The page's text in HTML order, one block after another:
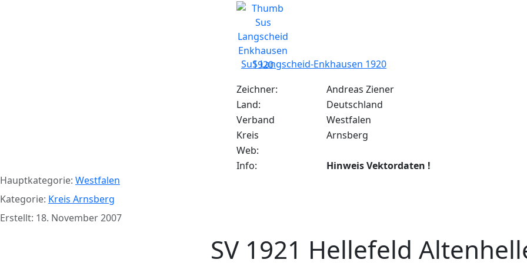
SuS Langscheid-Enkhausen 1920
Zeichner:
Andreas Ziener
Land:
Deutschland
Verband
Westfalen
Kreis
Arnsberg
Web:
Info:
Hinweis Vektordaten !
Hauptkategorie: Westfalen
Kategorie: Kreis Arnsberg
Erstellt: 18. November 2007
SV 1921 Hellefeld